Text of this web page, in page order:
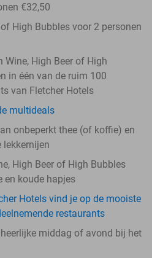
€32,50
High Bubbles voor 2 personen
Wine, High Beer of High
in één van de ruim 100
van Fletcher Hotels
multideals
onbeperkt thee (of koffie) en
lekkernijen
High Beer of High Bubbles
en koude hapjes
Hotels vind je op de mooiste
restaurants
middag of avond bij het